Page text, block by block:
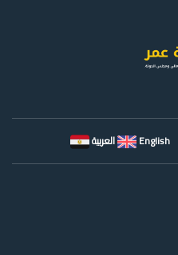
English